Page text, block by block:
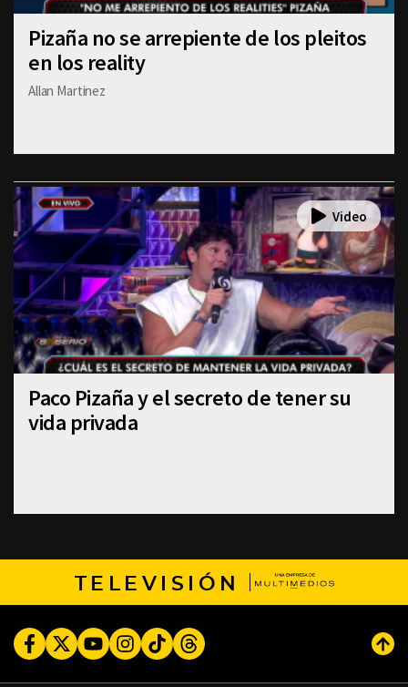
Pizaña no se arrepiente de los pleitos
en los reality
Allan Martinez
Paco Pizaña y el secreto de tener su
vida privada
TELEVISIÓN
FacebookTwitterYoutubeInstagram
TikTokThreads